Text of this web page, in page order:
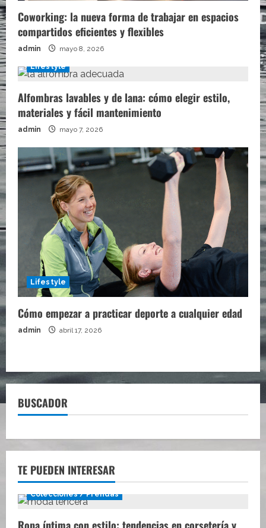
Coworking: la nueva forma de trabajar en espacios
compartidos eficientes y flexibles
admin mayo 8, 2026
Lifestyle
Alfombras lavables y de lana: cómo elegir estilo,
materiales y fácil mantenimiento
admin mayo 7, 2026
Lifestyle
Cómo empezar a practicar deporte a cualquier edad
admin abril 17, 2026
BUSCADOR
TE PUEDEN INTERESAR
Colecciones / Prendas